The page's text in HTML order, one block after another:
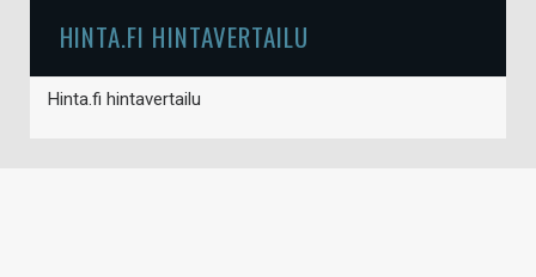
HINTA.FI HINTAVERTAILU
Hinta.fi hintavertailu